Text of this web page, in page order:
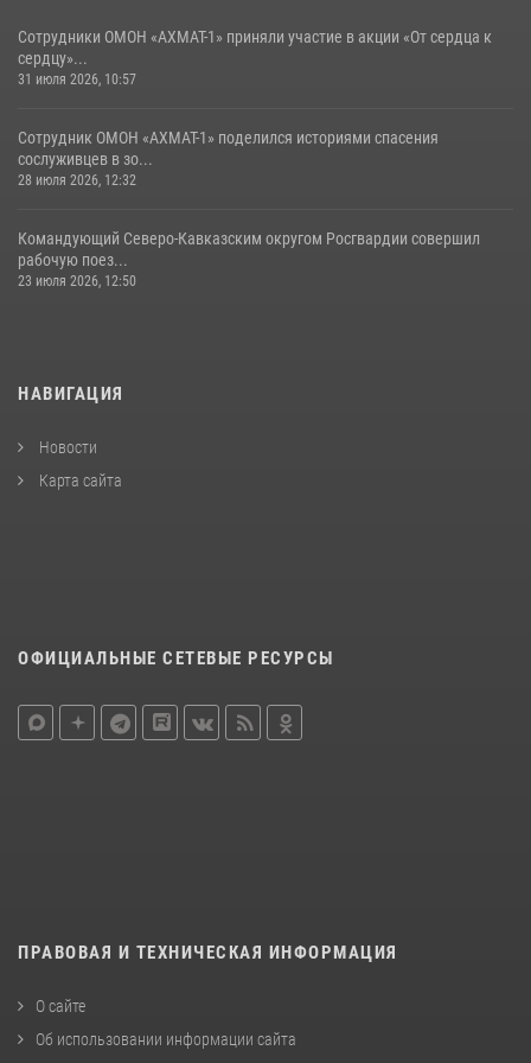
Сотрудники ОМОН «АХМАТ-1» приняли участие в акции «От сердца к
сердцу»...
31 июля 2026, 10:57
Сотрудник ОМОН «АХМАТ-1» поделился историями спасения
сослуживцев в зо...
28 июля 2026, 12:32
Командующий Северо-Кавказским округом Росгвардии совершил
рабочую поез...
23 июля 2026, 12:50
НАВИГАЦИЯ
Новости
Карта сайта
ОФИЦИАЛЬНЫЕ СЕТЕВЫЕ РЕСУРСЫ
ПРАВОВАЯ И ТЕХНИЧЕСКАЯ ИНФОРМАЦИЯ
О сайте
Об использовании информации сайта